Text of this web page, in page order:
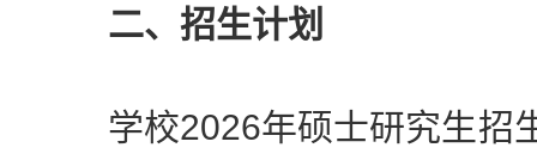
二、招生计划
学校2026年硕士研究生招